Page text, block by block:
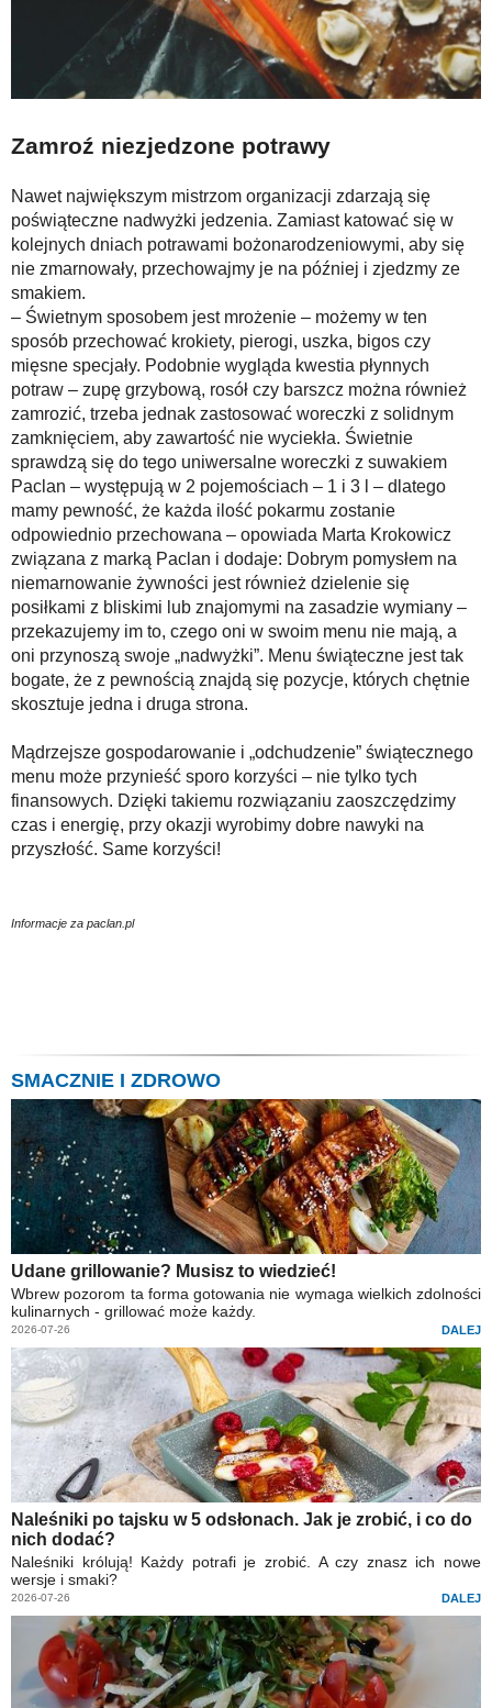
Zamroź niezjedzone potrawy
Nawet największym mistrzom organizacji zdarzają się
poświąteczne nadwyżki jedzenia. Zamiast katować się w
kolejnych dniach potrawami bożonarodzeniowymi, aby się
nie zmarnowały, przechowajmy je na później i zjedzmy ze
smakiem.
– Świetnym sposobem jest mrożenie – możemy w ten
sposób przechować krokiety, pierogi, uszka, bigos czy
mięsne specjały. Podobnie wygląda kwestia płynnych
potraw – zupę grzybową, rosół czy barszcz można również
zamrozić, trzeba jednak zastosować woreczki z solidnym
zamknięciem, aby zawartość nie wyciekła. Świetnie
sprawdzą się do tego uniwersalne woreczki z suwakiem
Paclan – występują w 2 pojemościach – 1 i 3 l – dlatego
mamy pewność, że każda ilość pokarmu zostanie
odpowiednio przechowana – opowiada Marta Krokowicz
związana z marką Paclan i dodaje: Dobrym pomysłem na
niemarnowanie żywności jest również dzielenie się
posiłkami z bliskimi lub znajomymi na zasadzie wymiany –
przekazujemy im to, czego oni w swoim menu nie mają, a
oni przynoszą swoje „nadwyżki”. Menu świąteczne jest tak
bogate, że z pewnością znajdą się pozycje, których chętnie
skosztuje jedna i druga strona.
Mądrzejsze gospodarowanie i „odchudzenie” świątecznego
menu może przynieść sporo korzyści – nie tylko tych
finansowych. Dzięki takiemu rozwiązaniu zaoszczędzimy
czas i energię, przy okazji wyrobimy dobre nawyki na
przyszłość. Same korzyści!
Informacje za paclan.pl
SMACZNIE I ZDROWO
Udane grillowanie? Musisz to wiedzieć!
Wbrew pozorom ta forma gotowania nie wymaga wielkich zdolności
kulinarnych - grillować może każdy.
2026-07-26 DALEJ
Naleśniki po tajsku w 5 odsłonach. Jak je zrobić, i co do
nich dodać?
Naleśniki królują! Każdy potrafi je zrobić. A czy znasz ich nowe
wersje i smaki?
2026-07-26 DALEJ